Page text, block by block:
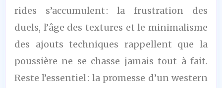
rides s’accumulent : la frustration des
duels, l’âge des textures et le minimalisme
des ajouts techniques rappellent que la
poussière ne se chasse jamais tout à fait.
Reste l’essentiel : la promesse d’un western